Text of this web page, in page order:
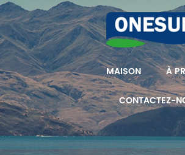
MAISON À
CONTACTEZ-